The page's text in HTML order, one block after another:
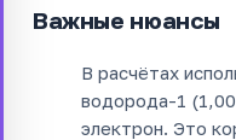
Важные нюансы
В расчётах
водорода-1
электрон. Это